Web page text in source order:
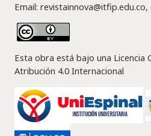
Email:
Esta obra está bajo una Licencia
Atribución 4.0 Internacional